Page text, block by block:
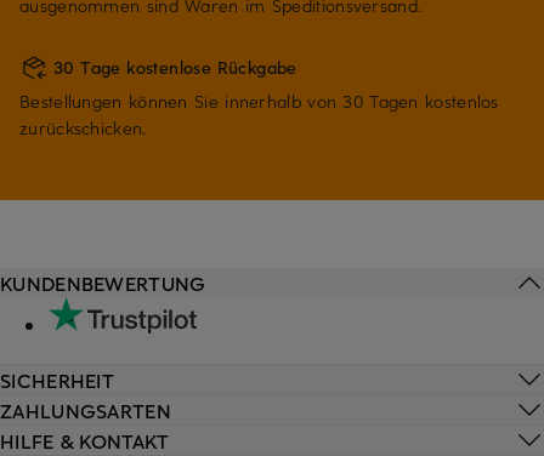
ausgenommen sind Waren im Speditionsversand.
30 Tage kostenlose Rückgabe
Bestellungen können Sie innerhalb von 30 Tagen kostenlos
zurückschicken.
HILFE & KONTAKT
KUNDENBEWERTUNG
SICHERHEIT
ZAHLUNGSARTEN